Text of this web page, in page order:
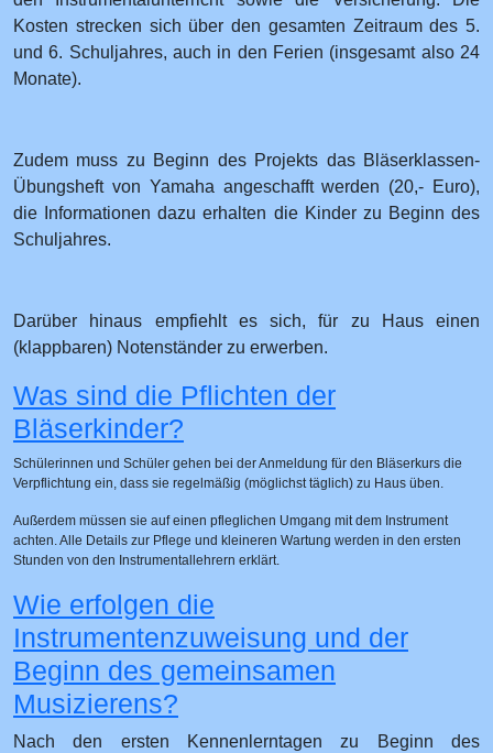
Kosten strecken sich über den gesamten Zeitraum des 5.
und 6. Schuljahres, auch in den Ferien (insgesamt also 24
Monate).
Zudem muss zu Beginn des Projekts das Bläserklassen-
Übungsheft von Yamaha angeschafft werden (20,- Euro),
die Informationen dazu erhalten die Kinder zu Beginn des
Schuljahres.
Darüber hinaus empfiehlt es sich, für zu Haus einen
(klappbaren) Notenständer zu erwerben.
Was sind die Pflichten der
Bläserkinder?
Schülerinnen und Schüler gehen bei der Anmeldung für den Bläserkurs die
Verpflichtung ein, dass sie regelmäßig (möglichst täglich) zu Haus üben.
Außerdem müssen sie auf einen pfleglichen Umgang mit dem Instrument
achten. Alle Details zur Pflege und kleineren Wartung werden in den ersten
Stunden von den Instrumentallehrern erklärt.
Wie erfolgen die
Instrumentenzuweisung und der
Beginn des gemeinsamen
Musizierens?
Nach den ersten Kennenlerntagen zu Beginn des